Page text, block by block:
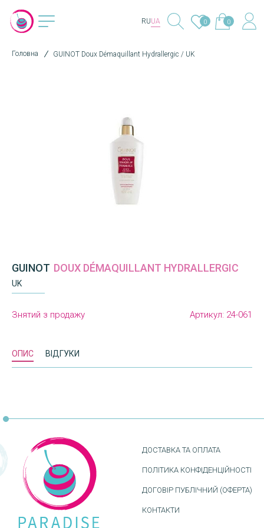
RUUA 0 0
Головна GUINOT Doux Démaquillant Hydrallergic / UK
GUINOT DOUX DÉMAQUILLANT HYDRALLERGIC
UK
Знятий з продажу Артикул: 24-061
ОПИС ВІДГУКИ
ДОСТАВКА ТА ОПЛАТА
ПОЛІТИКА КОНФІДЕНЦІЙНОСТІ
ДОГОВІР ПУБЛІЧНИЙ (ОФЕРТА)
КОНТАКТИ